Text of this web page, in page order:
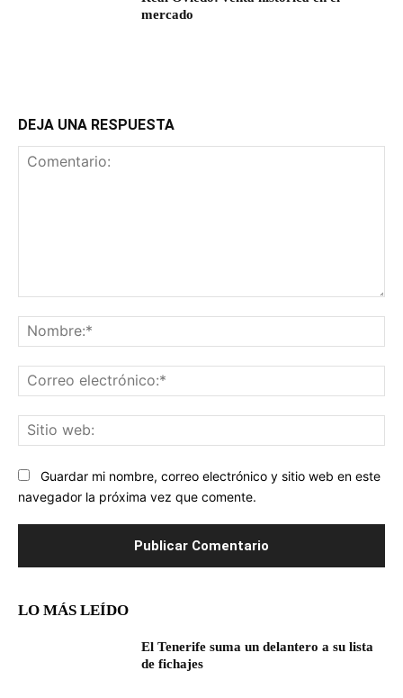
mercado
DEJA UNA RESPUESTA
Guardar mi nombre, correo electrónico y sitio web en este
navegador la próxima vez que comente.
LO MÁS LEÍDO
El Tenerife suma un delantero a su lista
de fichajes